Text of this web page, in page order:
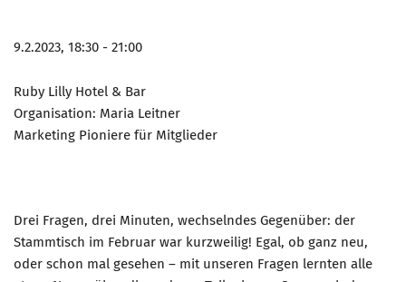
9.2.2023, 18:30 - 21:00
Ruby Lilly Hotel & Bar
Organisation: Maria Leitner
Marketing Pioniere für Mitglieder
Drei Fragen, drei Minuten, wechselndes Gegenüber: der
Stammtisch im Februar war kurzweilig! Egal, ob ganz neu,
oder schon mal gesehen – mit unseren Fragen lernten alle